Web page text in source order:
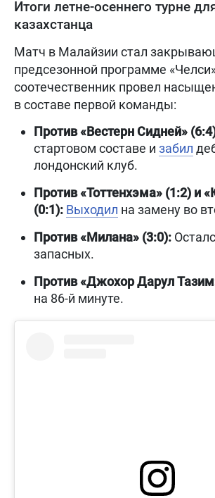
Итоги летне-осеннего турне
казахстанца
Матч в Малайзии стал
предсезонной программе
соотечественник провел
в составе первой команды:
Против «Вестерн Сидней»
стартовом составе и забил
лондонский клуб.
Против «Тоттенхэма» (1:2) и
(0:1): Выходил на замену во
Против «Милана» (3:0):
запасных.
Против «Джохор Дарул
на 86-й минуте.